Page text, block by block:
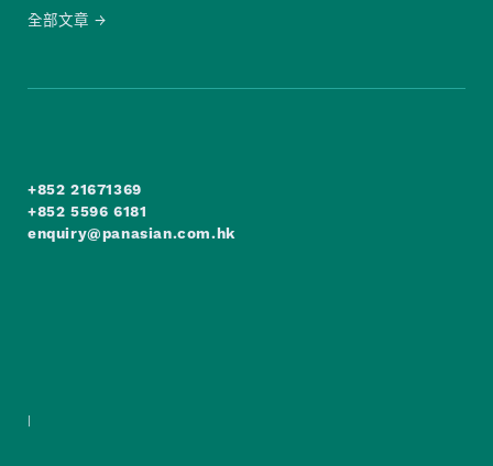
全部文章
+852 21671369
+852 5596 6181
enquiry@panasian.com.hk